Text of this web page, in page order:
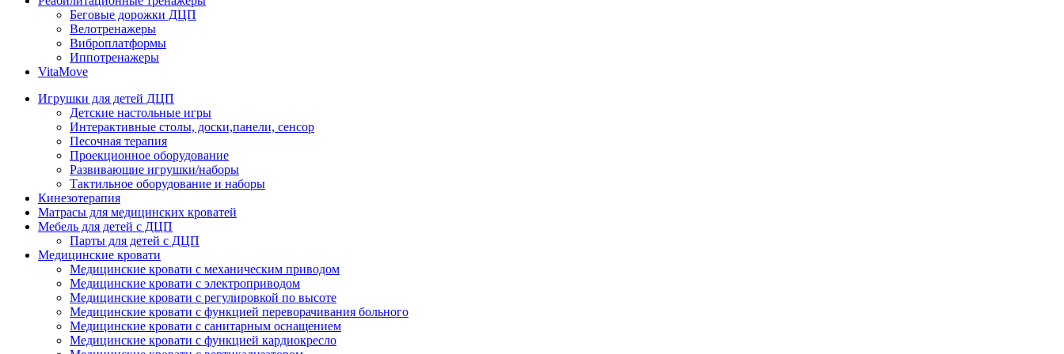
Беговые дорожки ДЦП
Велотренажеры
Виброплатформы
Иппотренажеры
VitaMove
Игрушки для детей ДЦП
Детские настольные игры
Интерактивные столы, доски,панели, сенсор
Песочная терапия
Проекционное оборудование
Развивающие игрушки/наборы
Тактильное оборудование и наборы
Кинезотерапия
Матрасы для медицинских кроватей
Мебель для детей с ДЦП
Парты для детей с ДЦП
Медицинские кровати
Медицинские кровати с механическим приводом
Медицинские кровати с электроприводом
Медицинские кровати с регулировкой по высоте
Медицинские кровати с функцией переворачивания больного
Медицинские кровати с санитарным оснащением
Медицинские кровати с функцией кардиокресло